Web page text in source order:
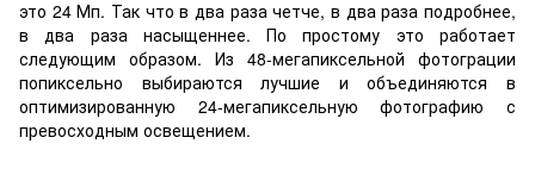
это 24 Мп. Так что в два раза четче, в два раза подробнее,
в два раза насыщеннее. По простому это работает
следующим образом. Из 48-мегапиксельной фотограции
попиксельно выбираются лучшие и объединяются в
оптимизированную 24-мегапиксельную фотографию с
превосходным освещением.